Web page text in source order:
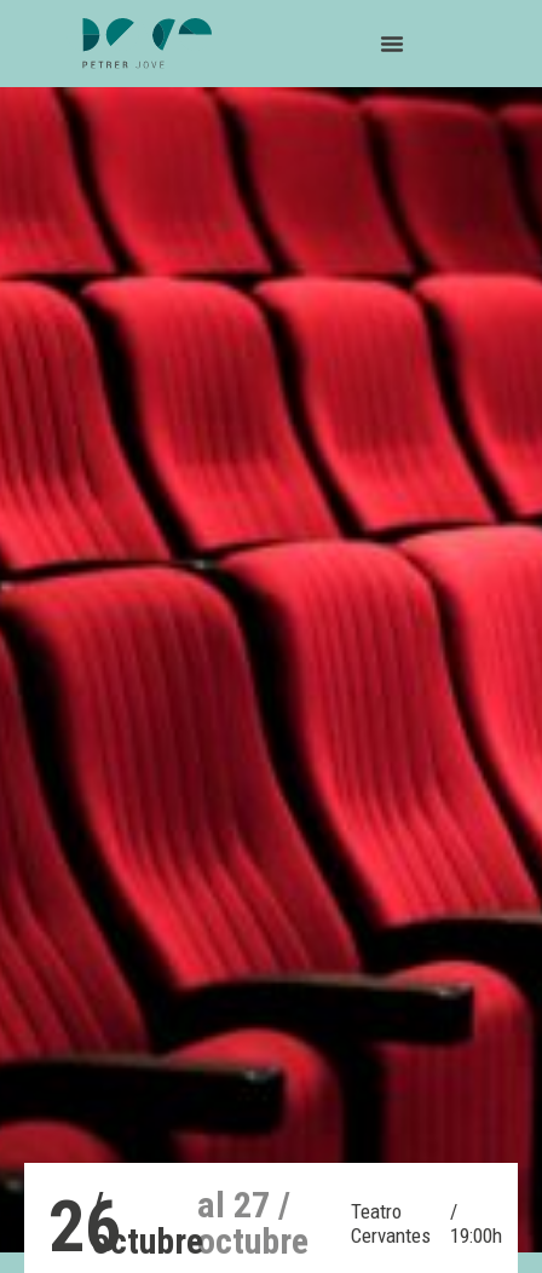
26
/
octubre
al 27 /
octubre
Teatro
Cervantes
/
19:00h